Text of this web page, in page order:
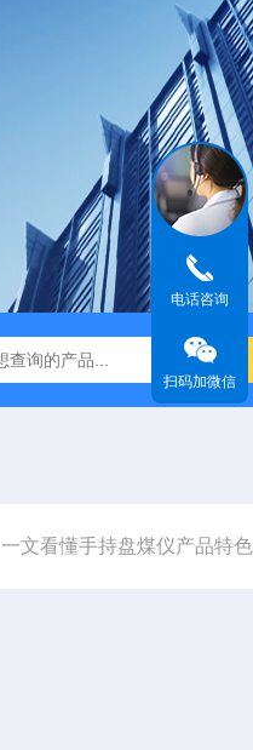
Mavic 3T大疆热红外相
一文看懂手持盘煤仪产品特
电话咨询
扫码加微信